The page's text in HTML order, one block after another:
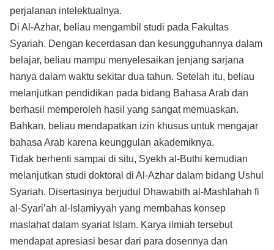
perjalanan intelektualnya.
Di Al-Azhar, beliau mengambil studi pada Fakultas
Syariah. Dengan kecerdasan dan kesungguhannya dalam
belajar, beliau mampu menyelesaikan jenjang sarjana
hanya dalam waktu sekitar dua tahun. Setelah itu, beliau
melanjutkan pendidikan pada bidang Bahasa Arab dan
berhasil memperoleh hasil yang sangat memuaskan.
Bahkan, beliau mendapatkan izin khusus untuk mengajar
bahasa Arab karena keunggulan akademiknya.
Tidak berhenti sampai di situ, Syekh al-Buthi kemudian
melanjutkan studi doktoral di Al-Azhar dalam bidang Ushul
Syariah. Disertasinya berjudul Dhawabith al-Mashlahah fi
al-Syari’ah al-Islamiyyah yang membahas konsep
maslahat dalam syariat Islam. Karya ilmiah tersebut
mendapat apresiasi besar dari para dosennya dan